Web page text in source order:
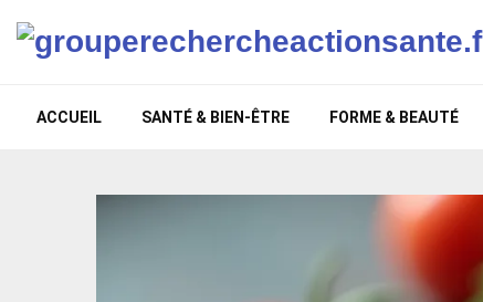
ACCUEIL SANTÉ & BIEN-ÊTRE FORME & BEAUTÉ